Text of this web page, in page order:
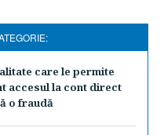
care le permite
accesul la cont direct
o fraudă